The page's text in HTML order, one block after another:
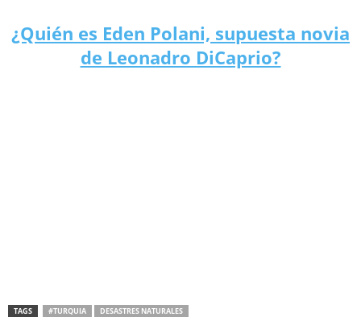
¿Quién es Eden Polani, supuesta novia
de Leonadro DiCaprio?
TAGS #TURQUIA DESASTRES NATURALES